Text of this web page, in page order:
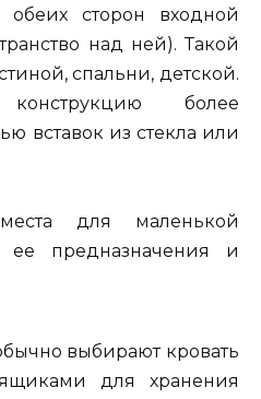
обеих сторон входной
над ней). Такой
спальни, детской.
более
вставок из стекла или
для маленькой
ее предназначения и
выбирают кровать
для хранения